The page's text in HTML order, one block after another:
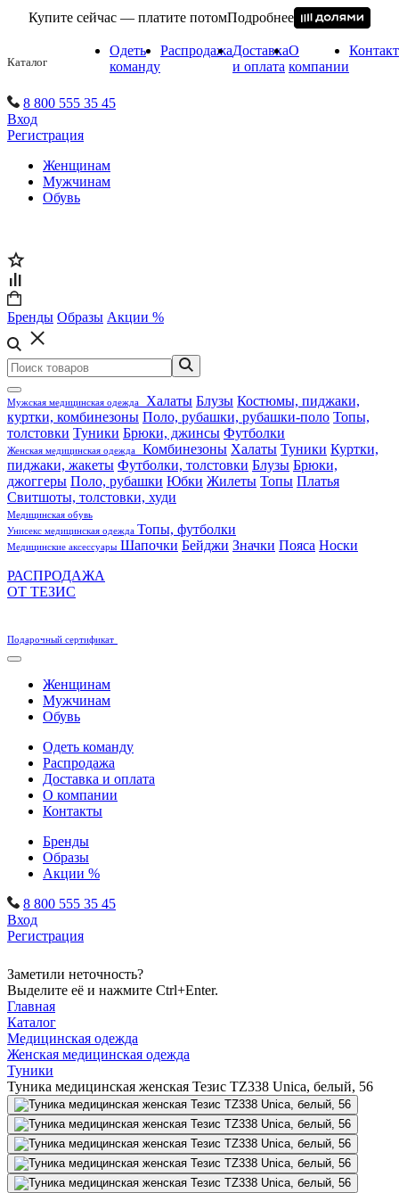
Купите сейчас — платите потомПодробнее
Каталог
Одеть
команду
РаспродажаДоставка
и оплата
О
компании
8 800 555 35 45
Вход
Регистрация
Женщинам
Мужчинам
Обувь
Бренды Образы Акции %
Мужская медицинская одежда Халаты Блузы Костюмы, пиджаки,
куртки, комбинезоны Поло, рубашки, рубашки-поло Топы,
толстовки Туники Брюки, джинсы Футболки
Женская медицинская одежда Комбинезоны Халаты Туники Куртки,
пиджаки, жакеты Футболки, толстовки Блузы Брюки,
джоггеры Поло, рубашки Юбки Жилеты Топы Платья
Свитшоты, толстовки, худи
Медицинская обувь
Унисекс медицинская одежда Топы, футболки
Медицинские аксессуары Шапочки Бейджи Значки Пояса Носки
РАСПРОДАЖА
ОТ ТЕЗИС
Подарочный сертификат
Женщинам
Мужчинам
Обувь
Одеть команду
Распродажа
Доставка и оплата
О компании
Контакты
Бренды
Образы
Акции %
8 800 555 35 45
Вход
Регистрация
Заметили неточность?
Выделите её и нажмите Ctrl+Enter.
Главная
Каталог
Медицинская одежда
Женская медицинская одежда
Туники
Туника медицинская женская Тезис TZ338 Unica, белый, 56